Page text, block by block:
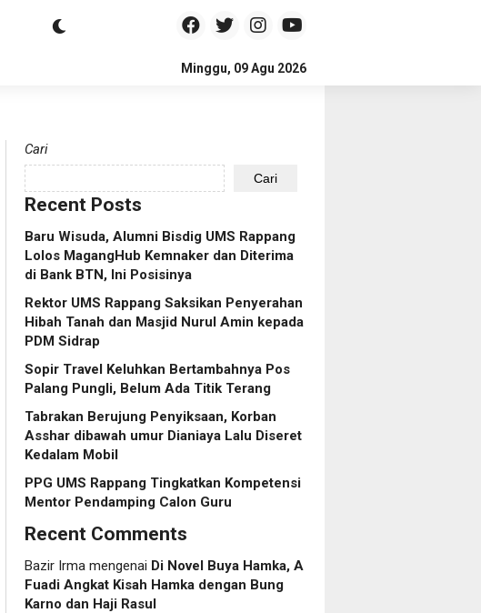
Minggu, 09 Agu 2026
Cari
Cari
Recent Posts
Baru Wisuda, Alumni Bisdig UMS Rappang
Lolos MagangHub Kemnaker dan Diterima
di Bank BTN, Ini Posisinya
Rektor UMS Rappang Saksikan Penyerahan
Hibah Tanah dan Masjid Nurul Amin kepada
PDM Sidrap
Sopir Travel Keluhkan Bertambahnya Pos
Palang Pungli, Belum Ada Titik Terang
Tabrakan Berujung Penyiksaan, Korban
Asshar dibawah umur Dianiaya Lalu Diseret
Kedalam Mobil
PPG UMS Rappang Tingkatkan Kompetensi
Mentor Pendamping Calon Guru
Recent Comments
Bazir Irma mengenai Di Novel Buya Hamka, A
Fuadi Angkat Kisah Hamka dengan Bung
Karno dan Haji Rasul